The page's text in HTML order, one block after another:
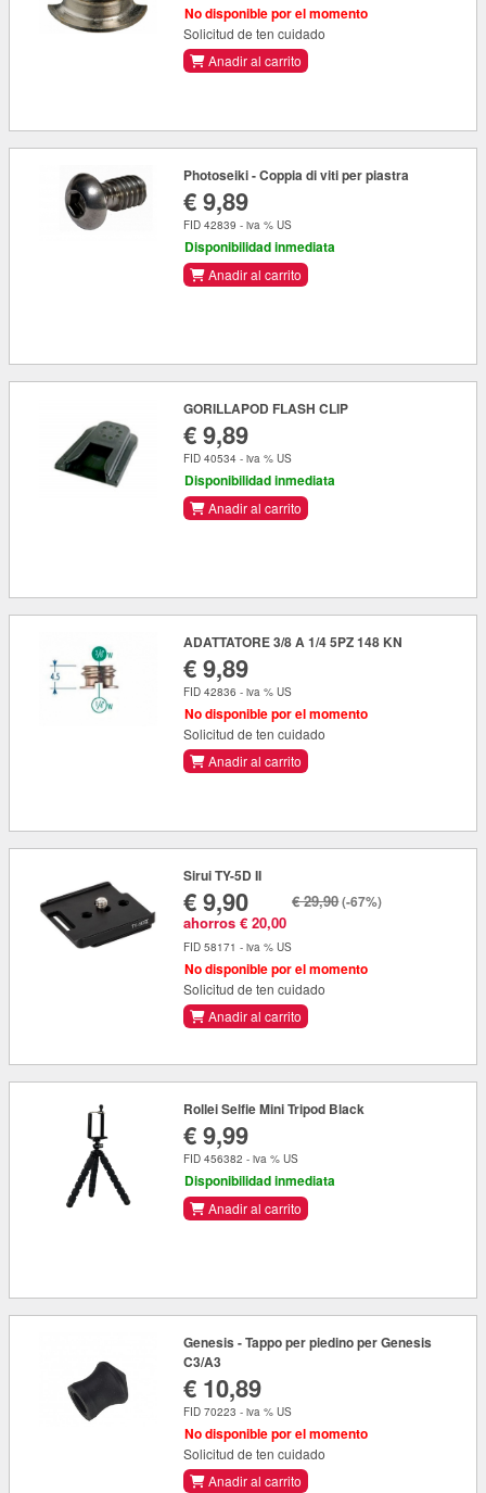
No disponible por el momento
Solicitud de ten cuidado
Anadir al carrito
Photoseiki - Coppia di viti per piastra
€ 9,89
FID 42839 - iva % US
Disponibilidad inmediata
Anadir al carrito
GORILLAPOD FLASH CLIP
€ 9,89
FID 40534 - iva % US
Disponibilidad inmediata
Anadir al carrito
ADATTATORE 3/8 A 1/4 5PZ 148 KN
€ 9,89
FID 42836 - iva % US
No disponible por el momento
Solicitud de ten cuidado
Anadir al carrito
Sirui TY-5D II
€ 9,90
ahorros € 20,00
€ 29,90(-67%)
FID 58171 - iva % US
No disponible por el momento
Solicitud de ten cuidado
Anadir al carrito
Rollei Selfie Mini Tripod Black
€ 9,99
FID 456382 - iva % US
Disponibilidad inmediata
Anadir al carrito
Genesis - Tappo per piedino per Genesis
C3/A3
€ 10,89
FID 70223 - iva % US
No disponible por el momento
Solicitud de ten cuidado
Anadir al carrito